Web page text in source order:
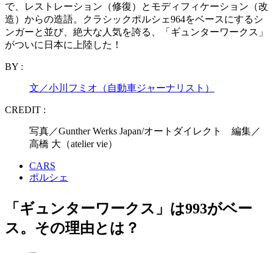
で、レストレーション（修復）とモディフィケーション（改
造）からの造語。クラシックポルシェ964をベースにするシ
ンガーと並び、絶大な人気を誇る、「ギュンターワークス」
がついに日本に上陸した！
BY :
文／小川フミオ（自動車ジャーナリスト）
CREDIT :
写真／Gunther Werks Japan/オートダイレクト 編集／
高橋 大（atelier vie）
CARS
ポルシェ
「ギュンターワークス」は993がベー
ス。その理由とは？